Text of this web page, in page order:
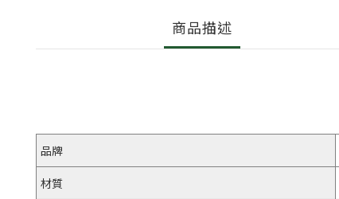
商品描述
品牌
材質